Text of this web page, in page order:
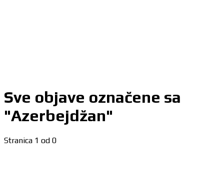
Sve objave označene sa
"Azerbejdžan"
Stranica 1 od 0